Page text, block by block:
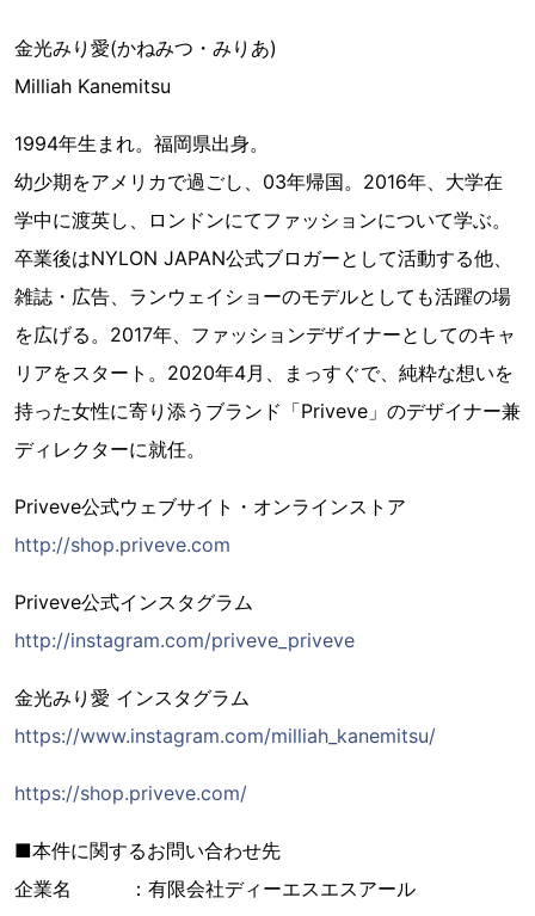
金光みり愛(かねみつ・みりあ)
Milliah Kanemitsu
1994年生まれ。福岡県出身。
幼少期をアメリカで過ごし、03年帰国。2016年、大学在
学中に渡英し、ロンドンにてファッションについて学ぶ。
卒業後はNYLON JAPAN公式ブロガーとして活動する他、
雑誌・広告、ランウェイショーのモデルとしても活躍の場
を広げる。2017年、ファッションデザイナーとしてのキャ
リアをスタート。2020年4月、まっすぐで、純粋な想いを
持った女性に寄り添うブランド「Priveve」のデザイナー兼
ディレクターに就任。
Priveve公式ウェブサイト・オンラインストア
http://shop.priveve.com
Priveve公式インスタグラム
http://instagram.com/priveve_priveve
金光みり愛 インスタグラム
https://www.instagram.com/milliah_kanemitsu/
https://shop.priveve.com/
■本件に関するお問い合わせ先
企業名 ：有限会社ディーエスエスアール